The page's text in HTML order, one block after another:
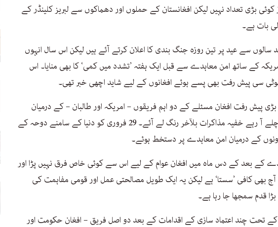
بڑی تعداد نہیں لیکن افغانستان کے حملوں اور دھماکوں سے لبریز کلینڈر کے
بات ہے۔
سالوں سے عید پر تین روزہ جنگ بندی کا اعلان کرتے آئے ہیں لیکن اس سال انہوں
کے ساتھ امن معاہدے سے قبل ایک ہفتہ ’تشدد میں کمی‘ کا بھی منایا۔ اس
سی پیش رفت بھی پسے ہوئے افغانوں کے لیے شاید اچھی خبر تھی۔
پیش رفت افغان مسئلے کے دو اہم فریقوں – امریکہ اور طالبان – کے درمیان
سال ہاسال سے چلے آ رہے خفیہ مذاکرات بلآخر رنگ لے آئے۔ 29 فروری کو دنیا کے سامنے دوحہ کے
کے درمیان امن معاہدے پر دستخط ہوئے۔
کے بعد کے دس ماہ میں افغان عوام کے لیے اس سے کوئی خاص فرق نہیں پڑا اور
آج بھی کافی ’سستا‘ ہے لیکن یہ ایک طویل مصالحتی عمل اور قومی مفاہمت کی
قدم سمجھا جا رہا ہے۔
تحت چند اعتماد سازی کے اقدامات کے بعد دو اصل فریق – افغان حکومت اور